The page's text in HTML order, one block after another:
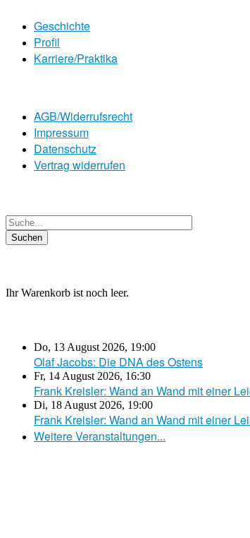
Geschichte
Profil
Karriere/Praktika
AGB/Widerrufsrecht
Impressum
Datenschutz
Vertrag widerrufen
Ihr Warenkorb ist noch leer.
Do, 13 August 2026, 19:00
Olaf Jacobs: Die DNA des Ostens
Fr, 14 August 2026, 16:30
Frank Kreisler: Wand an Wand mit einer
Di, 18 August 2026, 19:00
Frank Kreisler: Wand an Wand mit einer
Weitere Veranstaltungen...